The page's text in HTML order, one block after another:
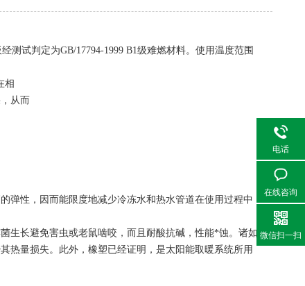
测试判定为GB/17794-1999 B1级难燃材料。使用温度范围
相
从而
弹性，因而能限度地减少冷冻水和热水管道在使用过程中
生长避免害虫或老鼠啮咬，而且耐酸抗碱，性能*蚀。诸如
热量损失。此外，橡塑已经证明，是太阳能取暖系统所用
电话
在线咨询
微信扫一扫